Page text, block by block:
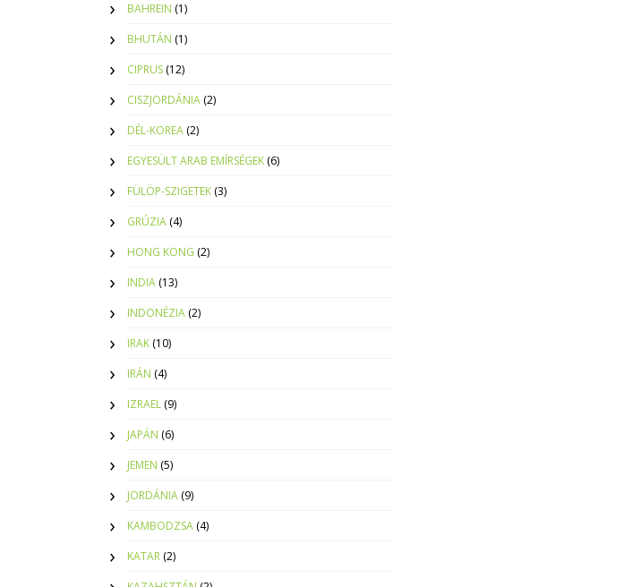
BAHREIN (1)
BHUTÁN (1)
CIPRUS (12)
CISZJORDÁNIA (2)
DÉL-KOREA (2)
EGYESÜLT ARAB EMÍRSÉGEK (6)
FÜLÖP-SZIGETEK (3)
GRÚZIA (4)
HONG KONG (2)
INDIA (13)
INDONÉZIA (2)
IRAK (10)
IRÁN (4)
IZRAEL (9)
JAPÁN (6)
JEMEN (5)
JORDÁNIA (9)
KAMBODZSA (4)
KATAR (2)